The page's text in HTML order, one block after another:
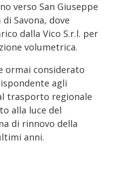
verso San Giuseppe
Savona, dove
dalla Vico S.r.l. per
volumetrica.
ormai considerato
agli
trasporto regionale
alla luce del
di rinnovo della
anni.